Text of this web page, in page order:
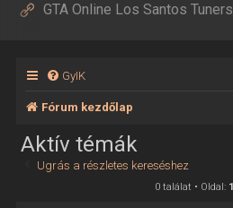
GTA Online Los Santos Tuners
GyIK
Fórum kezdőlap
Aktív témák
Ugrás a részletes kereséshez
0 találat • Oldal: 1